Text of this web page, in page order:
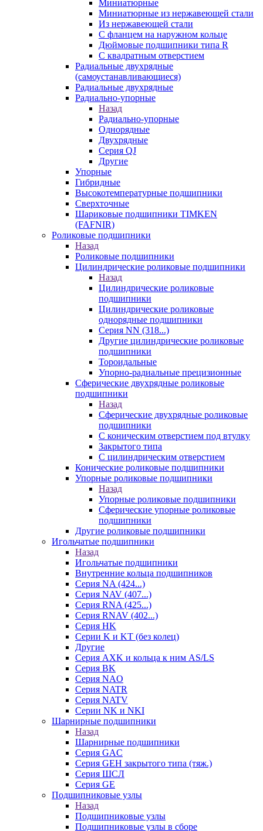
Миниатюрные
Миниатюрные из нержавеющей стали
Из нержавеющей стали
С фланцем на наружном кольце
Дюймовые подшипники типа R
С квадратным отверстием
Радиальные двухрядные
(самоустанавливающиеся)
Радиальные двухрядные
Радиально-упорные
Назад
Радиально-упорные
Однорядные
Двухрядные
Серия QJ
Другие
Упорные
Гибридные
Высокотемпературные подшипники
Сверхточные
Шариковые подшипники TIMKEN
(FAFNIR)
Роликовые подшипники
Назад
Роликовые подшипники
Цилиндрические роликовые подшипники
Назад
Цилиндрические роликовые
подшипники
Цилиндрические роликовые
однорядные подшипники
Серия NN (318...)
Другие цилиндрические роликовые
подшипники
Тороидальные
Упорно-радиальные прецизионные
Сферические двухрядные роликовые
подшипники
Назад
Сферические двухрядные роликовые
подшипники
С коническим отверстием под втулку
Закрытого типа
С цилиндрическим отверстием
Конические роликовые подшипники
Упорные роликовые подшипники
Назад
Упорные роликовые подшипники
Сферические упорные роликовые
подшипники
Другие роликовые подшипники
Игольчатые подшипники
Назад
Игольчатые подшипники
Внутренние кольца подшипников
Серия NA (424...)
Серия NAV (407...)
Серия RNA (425...)
Серия RNAV (402...)
Серия HK
Серии K и KT (без колец)
Другие
Серия AXK и кольца к ним AS/LS
Серия BK
Серия NAO
Серия NATR
Серия NATV
Серии NK и NKI
Шарнирные подшипники
Назад
Шарнирные подшипники
Серия GAC
Серия GEH закрытого типа (тяж.)
Серия ШСЛ
Серия GE
Подшипниковые узлы
Назад
Подшипниковые узлы
Подшипниковые узлы в сборе